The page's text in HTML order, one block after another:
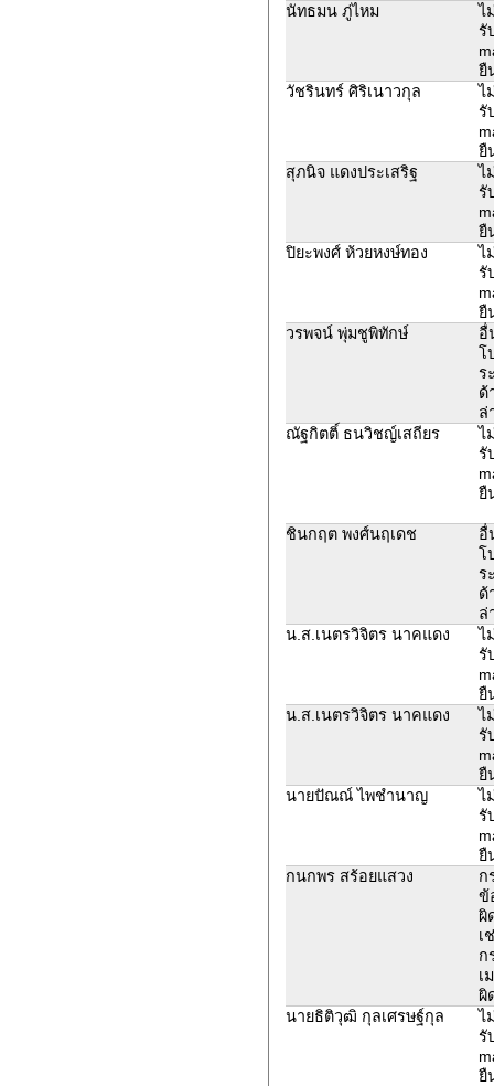
นัทธมน ภู่ไหม
ไ
รั
ยื
วัชรินทร์ ศิริเนาวกุล
ไ
รั
ยื
สุภนิจ แดงประเสริฐ
ไ
รั
ยื
ปิยะพงศ์ ห้วยหงษ์ทอง
ไ
รั
ยื
วรพจน์ พุ่มชูพิทักษ์
อื่
โ
ร
ด้
ล่
ณัฐกิตติ์ ธนวิชญ์เสถียร
ไ
รั
ยื
ชินกฤต พงศ์นฤเดช
อื่
โ
ร
ด้
ล่
น.ส.เนตรวิจิตร นาคแดง
ไ
รั
ยื
น.ส.เนตรวิจิตร นาคแดง
ไ
รั
ยื
นายปัณณ์ ไพชำนาญ
ไ
รั
ยื
กนกพร สร้อยแสวง
ก
ข้
ผิ
เ
ก
เ
ผิ
นายธิติวุฒิ กุลเศรษฐ์กุล
ไ
รั
ยื